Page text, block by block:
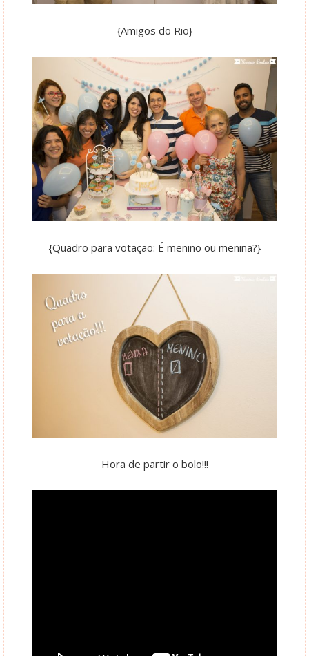
{Amigos do Rio}
{Quadro para votação: É menino ou menina?}
Hora de partir o bolo!!!